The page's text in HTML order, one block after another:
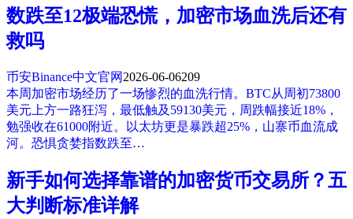
数跌至12极端恐慌，加密市场血洗后还有
救吗
币安Binance中文官网 2026-06-06209
本周加密市场经历了一场惨烈的血洗行情。BTC从周初73800
美元上方一路狂泻，最低触及59130美元，周跌幅接近18%，
勉强收在61000附近。以太坊更是暴跌超25%，山寨币血流成
河。恐惧贪婪指数跌至…
新手如何选择靠谱的加密货币交易所？五
大判断标准详解